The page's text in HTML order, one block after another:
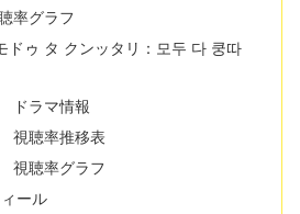
率グラフ
ドゥ タ クンッタリ：모두 다 쿵따
ドラマ情報
視聴率推移表
視聴率グラフ
ール